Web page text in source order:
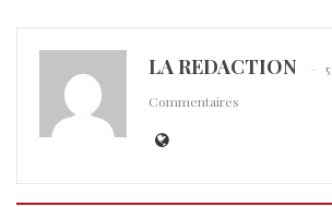
LA REDACTION
Commentaires